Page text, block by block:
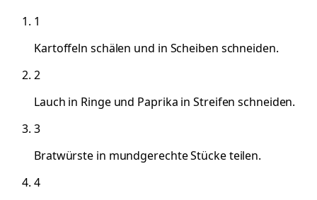
1
Kartoffeln schälen und in Scheiben schneiden.
2
Lauch in Ringe und Paprika in Streifen schneiden.
3
Bratwürste in mundgerechte Stücke teilen.
4